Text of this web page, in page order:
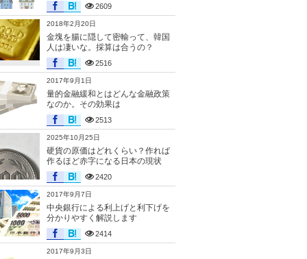
2609
2018年2月20日
金塊を腸に隠して密輸って、韓国
人は凄いな。採算は合うの？
2516
2017年9月1日
量的金融緩和とはどんな金融政策
なのか。その効果は
2513
2025年10月25日
硬貨の原価はどれくらい？作れば
作るほど赤字になる日本の現状
2420
2017年9月7日
中央銀行による利上げと利下げを
分かりやすく解説します
2414
2017年9月3日